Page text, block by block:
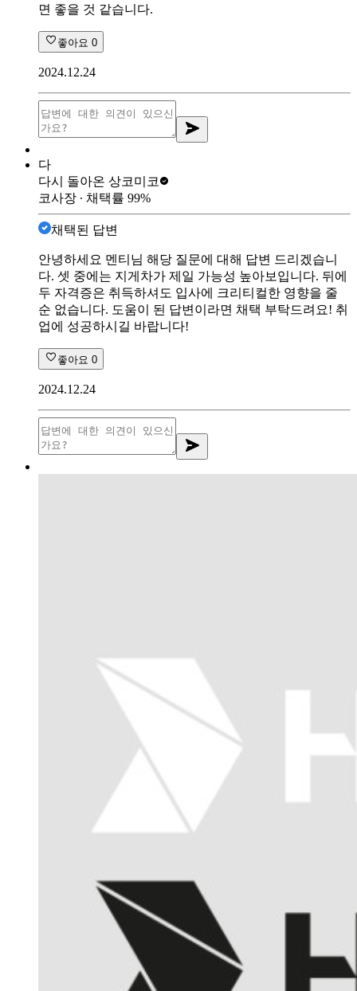
면 좋을 것 같습니다.
좋아요 0
2024.12.24
다
다시 돌아온 상코미코
코사장 ∙ 채택률 99%
채택된 답변
안녕하세요 멘티님 해당 질문에 대해 답변 드리겠습니
다. 셋 중에는 지게차가 제일 가능성 높아보입니다. 뒤에
두 자격증은 취득하셔도 입사에 크리티컬한 영향을 줄
순 없습니다. 도움이 된 답변이라면 채택 부탁드려요! 취
업에 성공하시길 바랍니다!
좋아요 0
2024.12.24